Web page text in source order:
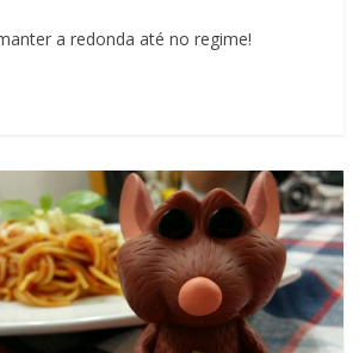
a redonda até no regime!